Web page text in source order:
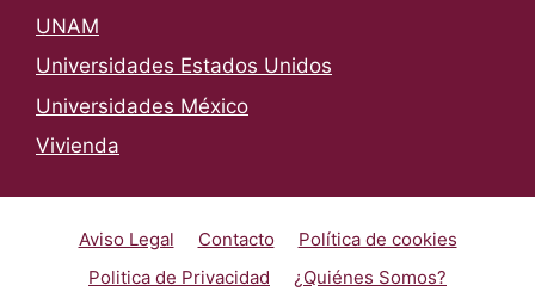
UNAM
Universidades Estados Unidos
Universidades México
Vivienda
Aviso Legal Contacto
Política de cookies
Politica de Privacidad
¿Quiénes Somos?